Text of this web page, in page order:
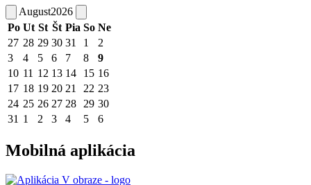
August2026
Po Ut St Št Pia So Ne
27 28 29 30 31 1
2
3
4 5 6 7 8
9
10 11 12 13 14 15 16
17 18 19 20 21 22 23
24 25 26 27 28 29 30
31 1 2 3 4 5 6
Mobilná aplikácia